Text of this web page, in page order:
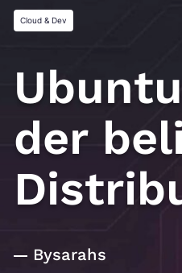
Cloud & Dev
der
Bysarahs